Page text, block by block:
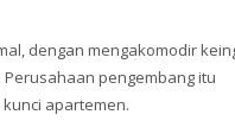
dengan mengakomodir
pengembang itu
apartemen.